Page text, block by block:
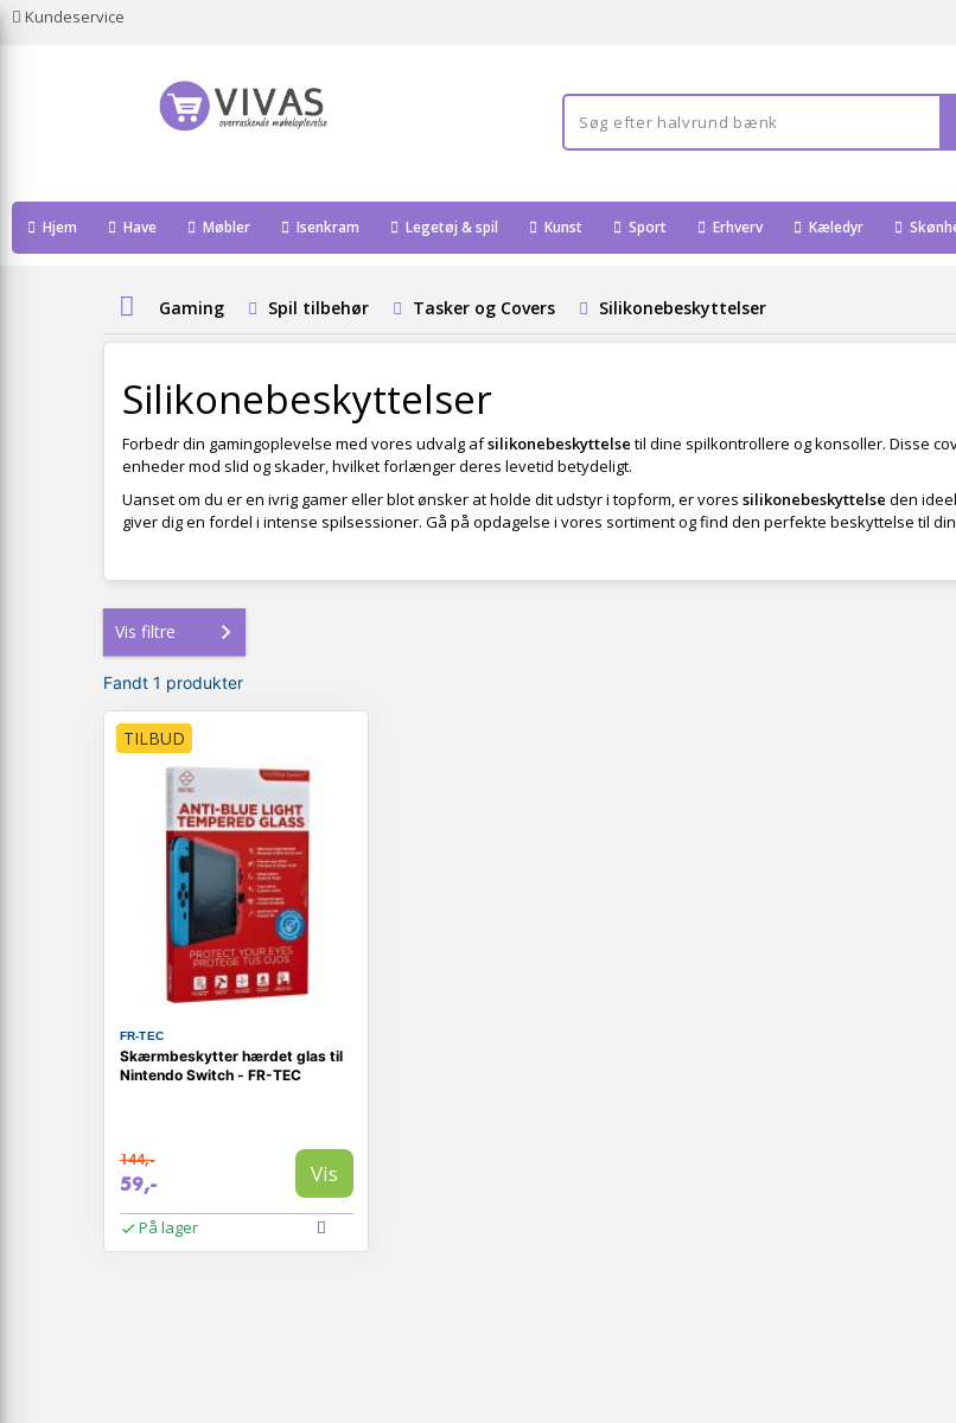
Kundeservice
Hjem Have Møbler Isenkram Legetøj & spil Kunst Sport Erhverv Kæledyr
Gaming Spil tilbehør Tasker og Covers Silikonebeskyttelser
Silikonebeskyttelser
Forbedr din gamingoplevelse med vores udvalg afsilikonebeskyttelse til dine spilkontrollere og konsoller. Disse
enheder mod slid og skader, hvilket forlænger deres levetid betydeligt.
Uanset om du er en ivrig gamer eller blot ønsker at holde dit udstyr i topform, er vores silikonebeskyttelse den
giver dig en fordel i intense spilsessioner. Gå på opdagelse i vores sortiment og find den perfekte beskyttelse til
Vis filtre
Fandt 1 produkter
TILBUD
FR-TEC
Skærmbeskytter hærdet glas til
Nintendo Switch - FR-TEC
144,-
59,- Vis
På lager